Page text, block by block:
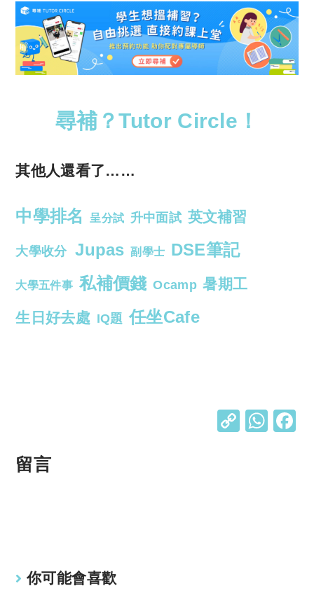
尋補？Tutor Circle！
其他人還看了……
中學排名 呈分試 升中面試 英文補習
大學收分 Jupas 副學士 DSE筆記
大學五件事 私補價錢 Ocamp 暑期工
生日好去處 IQ題 任坐Cafe
C W
留言
你可能會喜歡